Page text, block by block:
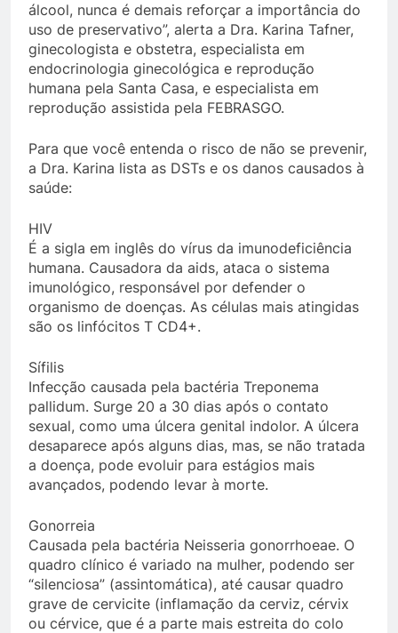
álcool, nunca é demais reforçar a importância do
uso de preservativo”, alerta a Dra. Karina Tafner,
ginecologista e obstetra, especialista em
endocrinologia ginecológica e reprodução
humana pela Santa Casa, e especialista em
reprodução assistida pela FEBRASGO.
Para que você entenda o risco de não se prevenir,
a Dra. Karina lista as DSTs e os danos causados à
saúde:
HIV
É a sigla em inglês do vírus da imunodeficiência
humana. Causadora da aids, ataca o sistema
imunológico, responsável por defender o
organismo de doenças. As células mais atingidas
são os linfócitos T CD4+.
Sífilis
Infecção causada pela bactéria Treponema
pallidum. Surge 20 a 30 dias após o contato
sexual, como uma úlcera genital indolor. A úlcera
desaparece após alguns dias, mas, se não tratada
a doença, pode evoluir para estágios mais
avançados, podendo levar à morte.
Gonorreia
Causada pela bactéria Neisseria gonorrhoeae. O
quadro clínico é variado na mulher, podendo ser
“silenciosa” (assintomática), até causar quadro
grave de cervicite (inflamação da cerviz, cérvix
ou cérvice, que é a parte mais estreita do colo